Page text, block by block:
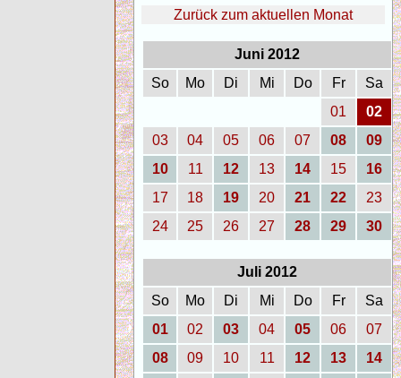
Zurück zum aktuellen Monat
Juni 2012
So
Mo Di Mi Do Fr
Sa
01
02
03
04 05 06 07 08
09
10
11 12 13 14 15
16
17
18 19 20 21 22
23
24
25 26 27 28 29 30
Juli 2012
So
Mo Di Mi Do Fr
Sa
01
02 03 04 05 06
07
08
09 10 11 12 13
14